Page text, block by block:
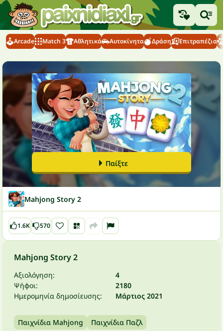
Arcade Match 3 Αθλητικά Αυτοκίνητα Δράση Επιτραπέζια
Παίξτε
Mahjong Story 2
1.6K 570
Mahjong Story 2
Αξιολόγηση:
4
Ψήφοι:
2180
Ημερομηνία δημοσίευσης:
Μάρτιος 2021
Παιχνίδια Mahjong Παιχνίδια Παζλ